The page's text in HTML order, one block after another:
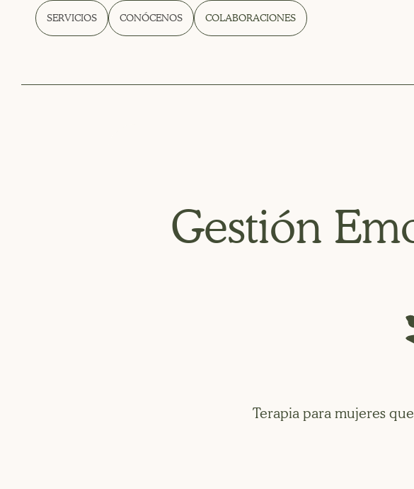
SERVICIOS CONÓCENOS COLABORACIONES
Gestión
Terapia para mujeres